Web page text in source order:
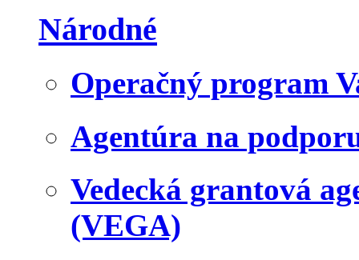
Národné
Operačný program
Agentúra na
Vedecká grantová
(VEGA)